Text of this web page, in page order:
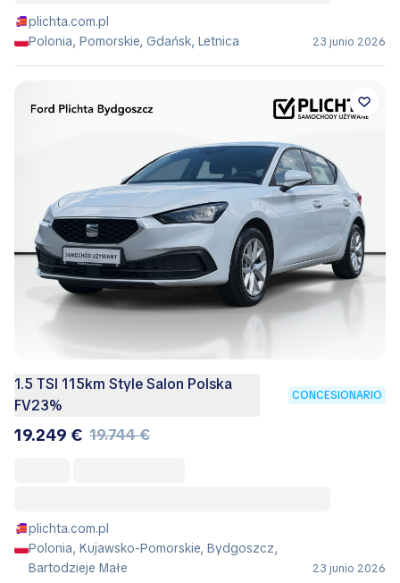
plichta.com.pl
Polonia, Pomorskie, Gdańsk, Letnica
23 junio 2026
1.5 TSI 115km Style Salon Polska
FV23%
CONCESIONARIO
19.249 € 19.744 €
plichta.com.pl
Polonia, Kujawsko-Pomorskie, Bydgoszcz,
Bartodzieje Małe
23 junio 2026